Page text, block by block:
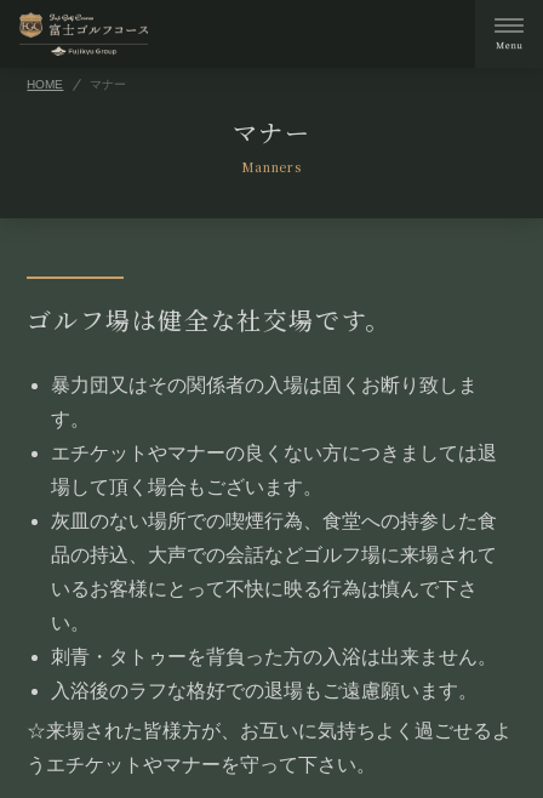
HOME マナー
マナー
Manners
ゴルフ場は健全な社交場です。
暴力団又はその関係者の入場は固くお断り致しま
す。
エチケットやマナーの良くない方につきましては退
場して頂く場合もございます。
灰皿のない場所での喫煙行為、食堂への持参した食
品の持込、大声での会話などゴルフ場に来場されて
いるお客様にとって不快に映る行為は慎んで下さ
い。
刺青・タトゥーを背負った方の入浴は出来ません。
入浴後のラフな格好での退場もご遠慮願います。
☆来場された皆様方が、お互いに気持ちよく過ごせるよ
うエチケットやマナーを守って下さい。